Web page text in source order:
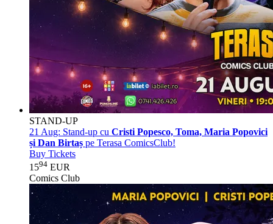
STAND-UP
21 Aug: Stand-up cu Cristi Popesco, Toma, Maria Popovici
și Dan Birtaș pe Terasa ComicsClub!
Buy Tickets
1594 EUR
Comics Club